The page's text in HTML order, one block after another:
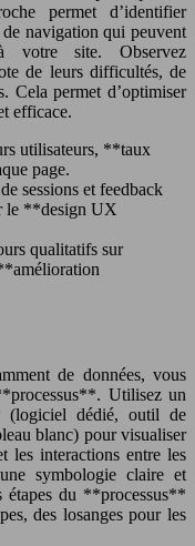
permet d’identifier
navigation qui peuvent
votre site. Observez
de leurs difficultés, de
Cela permet d’optimiser
efficace.
utilisateurs, **taux
page.
sessions et feedback
le **design UX
qualitatifs sur
de données, vous
Utilisez un
(logiciel dédié, outil de
blanc) pour visualiser
les interactions entre les
symbologie claire et
étapes du **processus**
des losanges pour les